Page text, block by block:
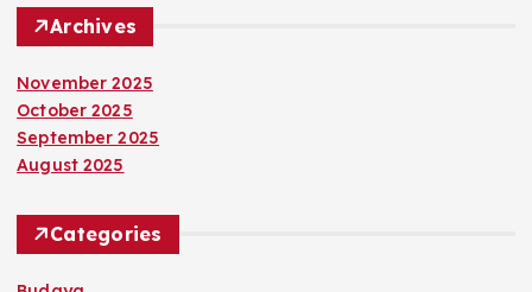
Archives
November 2025
October 2025
September 2025
August 2025
Categories